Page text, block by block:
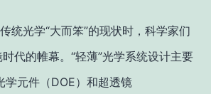
统光学“大而笨”的现状时，科学家们
代的帷幕。“轻薄”光学系统设计主要
学元件（DOE）和超透镜